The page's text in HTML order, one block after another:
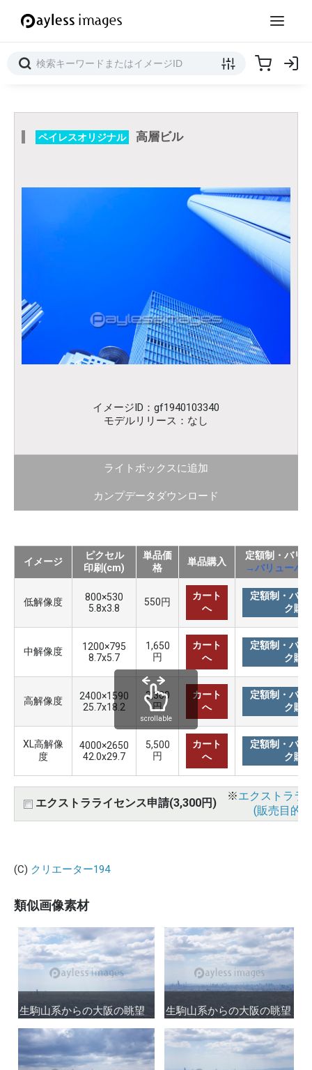
ペイレスオリジナル 高層ビル
イメージID：gf1940103340
モデルリリース：なし
ライトボックスに追加
カンプデータダウンロード
イメージ
ピクセル
印刷(cm)
単品価
格
単品購入
定額制・バリ
→バリューパ
低解像度
800×530
5.8x3.8
550円
カート
へ
定額制・バリ
ク購
中解像度
1200×795
8.7x5.7
1,650
円
カート
へ
定額制・バリ
ク購
高解像度
2400×1590
25.7x18.2
3,300
円
カート
へ
定額制・バリ
ク購
XL高解像
度
4000×2650
42.0x29.7
5,500
円
カート
へ
定額制・バリ
ク購
エクストラライセンス申請(3,300円)
※エクストララ
(販売目的
scrollable
(C) クリエーター194
類似画像素材
生駒山系からの大阪の眺望
生駒山系からの大阪の眺望 生駒山系からの大阪の眺望
生駒山系からの大阪の眺望